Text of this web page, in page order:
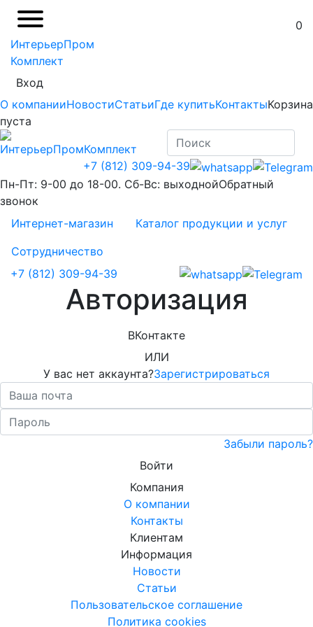
ИнтерьерПром
Комплект
0
Вход
О компанииНовостиСтатьиГде купитьКонтактыКорзина
пуста
+7 (812) 309-94-39
Пн-Пт: 9-00 до 18-00. Сб-Вс: выходнойОбратный
звонок
Интернет-магазин
Каталог продукции и услуг
Сотрудничество
+7 (812) 309-94-39
Авторизация
ВКонтакте
ИЛИ
У вас нет аккаунта?Зарегистрироваться
Забыли пароль?
Войти
Компания
О компании
Контакты
Клиентам
Информация
Новости
Статьи
Пользовательское соглашение
Политика cookies